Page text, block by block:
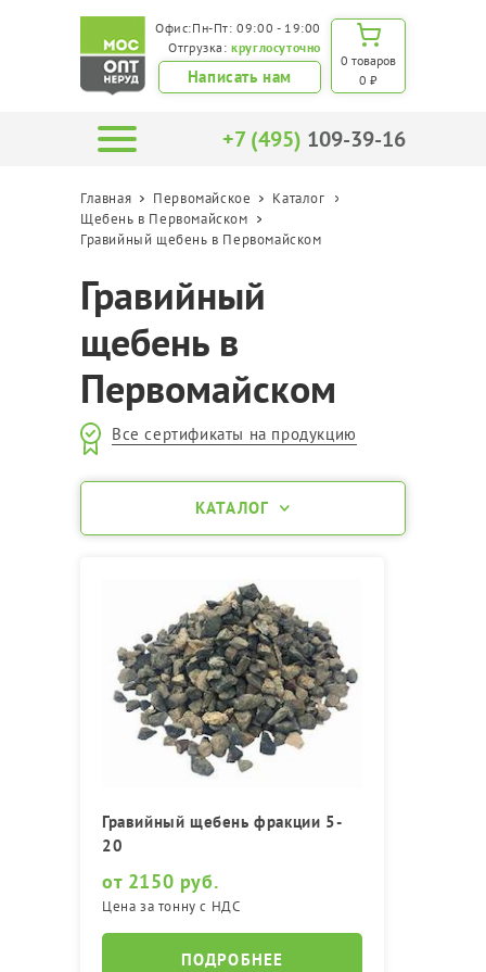
Офис:Пн-Пт: 09:00 - 19:00
Отгрузка:круглосуточно
Написать нам
0 товаров
0 ₽
+7 (495) 109-39-16
Главная Первомайское
Каталог
Щебень в Первомайском
Гравийный щебень в Первомайском
Гравийный
щебень в
Первомайском
Все сертификаты на продукцию
КАТАЛОГ
Гравийный щебень фракции 5-
20
от 2150 руб.
Цена за тонну с НДС
ПОДРОБНЕЕ